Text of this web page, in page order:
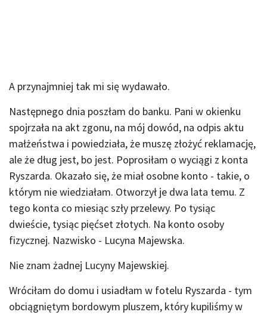
A przynajmniej tak mi się wydawało.
Następnego dnia poszłam do banku. Pani w okienku
spojrzała na akt zgonu, na mój dowód, na odpis aktu
małżeństwa i powiedziała, że muszę złożyć reklamację,
ale że dług jest, bo jest. Poprosiłam o wyciągi z konta
Ryszarda. Okazało się, że miał osobne konto - takie, o
którym nie wiedziałam. Otworzył je dwa lata temu. Z
tego konta co miesiąc szły przelewy. Po tysiąc
dwieście, tysiąc pięćset złotych. Na konto osoby
fizycznej. Nazwisko - Lucyna Majewska.
Nie znam żadnej Lucyny Majewskiej.
Wróciłam do domu i usiadłam w fotelu Ryszarda - tym
obciągniętym bordowym pluszem, który kupiliśmy w